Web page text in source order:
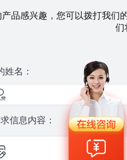
品感兴趣，您可以拨打我们
们
姓名：
信息内容：